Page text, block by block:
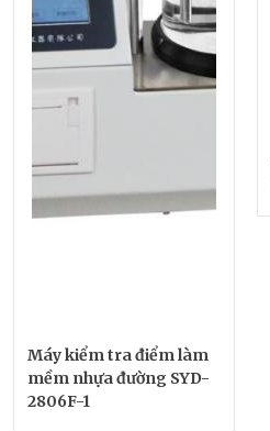
Máy kiểm tra điểm làm
mềm nhựa đường SYD-
2806F-1